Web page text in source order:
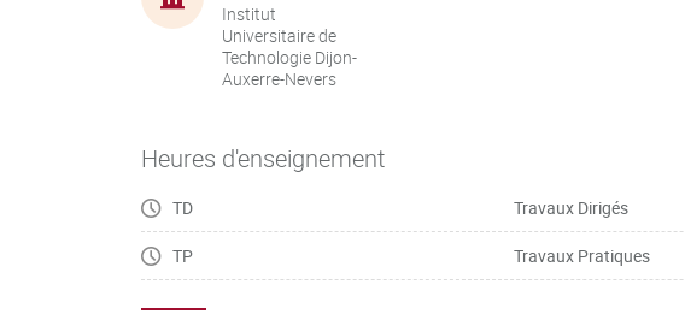
Institut
Universitaire de
Technologie Dijon-
Auxerre-Nevers
Heures d'enseignement
TD Travaux Dirigés
TP Travaux Pratiques